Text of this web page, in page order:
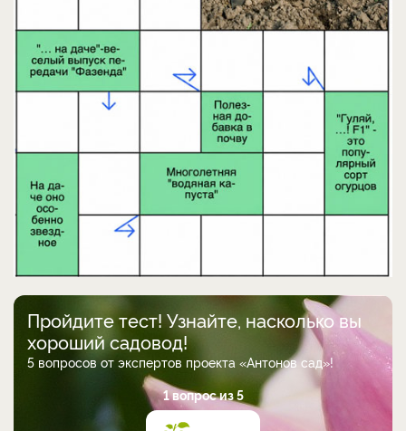
Пройдите тест! Узнайте, насколько вы
хороший садовод!
5 вопросов от экспертов проекта «Антонов сад»!
1 вопрос из 5